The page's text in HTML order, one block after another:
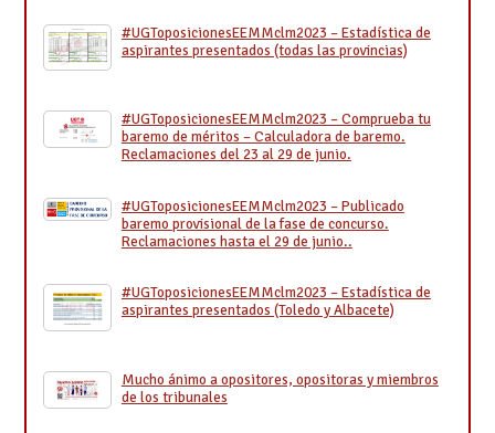
#UGToposicionesEEMMclm2023 – Estadística de
aspirantes presentados (todas las provincias)
#UGToposicionesEEMMclm2023 – Comprueba tu
baremo de méritos – Calculadora de baremo.
Reclamaciones del 23 al 29 de junio.
#UGToposicionesEEMMclm2023 – Publicado
baremo provisional de la fase de concurso.
Reclamaciones hasta el 29 de junio..
#UGToposicionesEEMMclm2023 – Estadística de
aspirantes presentados (Toledo y Albacete)
Mucho ánimo a opositores, opositoras y miembros
de los tribunales